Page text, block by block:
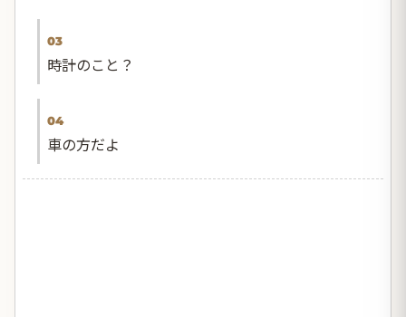
03
時計のこと？
04
車の方だよ